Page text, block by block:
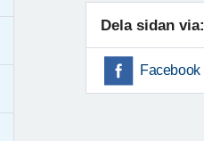
Dela sidan via:
Facebook